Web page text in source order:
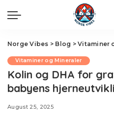
Norge Vibes > Blog >Vitaminer
Vitaminer og Mineraler
Kolin og DHA for
babyens
August 25, 2025